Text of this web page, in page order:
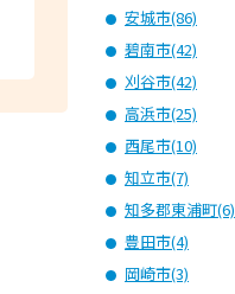
安城市(86)
碧南市(42)
刈谷市(42)
高浜市(25)
西尾市(10)
知立市(7)
知多郡東浦町(6)
豊田市(4)
岡崎市(3)